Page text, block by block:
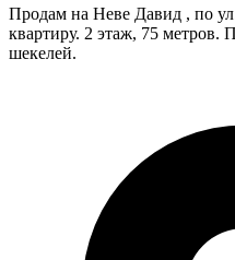
Продам на Неве Давид , по
квартиру. 2 этаж, 75
шекелей.